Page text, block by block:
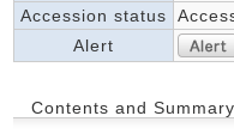
Accession status
Alert
Contents and Summary